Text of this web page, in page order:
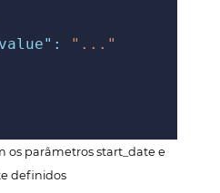
"..."
os parâmetros start_date e
definidos